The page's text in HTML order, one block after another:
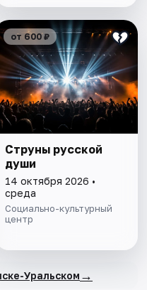
от 600 ₽
Струны русской
души
14 октября 2026 •
среда
Социально-культурный
центр
Уральском →